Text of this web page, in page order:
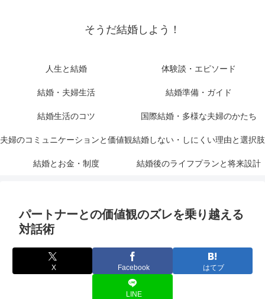
そうだ結婚しよう！
人生と結婚 体験談・エピソード
結婚・夫婦生活 結婚準備・ガイド
結婚生活のコツ 国際結婚・多様な夫婦のかたち
夫婦のコミュニケーションと価値観結婚しない・しにくい理由と選択肢
結婚とお金・制度 結婚後のライフプランと将来設計
パートナーとの価値観のズレを乗り越える
対話術
X Facebook はてブ
LINE